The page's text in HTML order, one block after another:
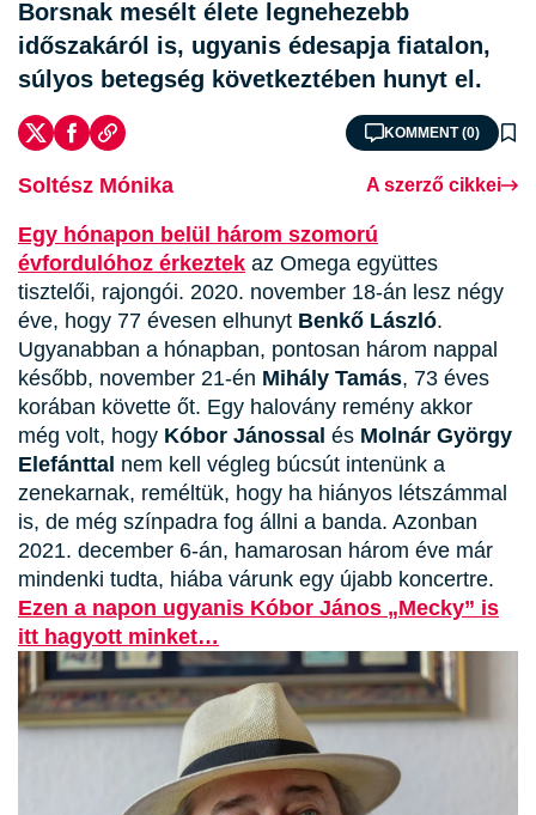
Borsnak mesélt élete legnehezebb
időszakáról is, ugyanis édesapja fiatalon,
súlyos betegség következtében hunyt el.
KOMMENT (0)
Soltész Mónika A szerző cikkei
Egy hónapon belül három szomorú
évfordulóhoz érkeztek az Omega együttes
tisztelői, rajongói. 2020. november 18-án lesz négy
éve, hogy 77 évesen elhunyt Benkő László.
Ugyanabban a hónapban, pontosan három nappal
később, november 21-én Mihály Tamás, 73 éves
korában követte őt. Egy halovány remény akkor
még volt, hogy Kóbor Jánossal és Molnár György
Elefánttal nem kell végleg búcsút intenünk a
zenekarnak, reméltük, hogy ha hiányos létszámmal
is, de még színpadra fog állni a banda. Azonban
2021. december 6-án, hamarosan három éve már
mindenki tudta, hiába várunk egy újabb koncertre.
Ezen a napon ugyanis Kóbor János „Mecky” is
itt hagyott minket…